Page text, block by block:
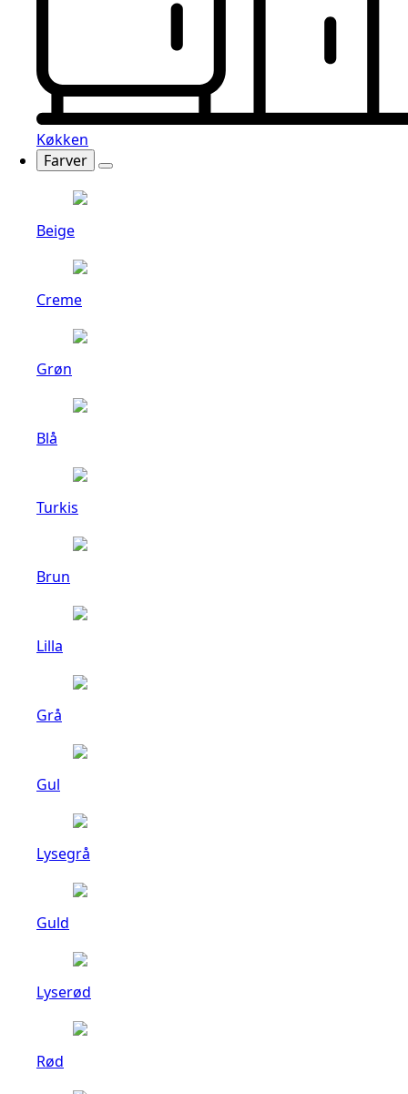
Køkken
Farver
Beige
Creme
Grøn
Blå
Turkis
Brun
Lilla
Grå
Gul
Lysegrå
Guld
Lyserød
Rød